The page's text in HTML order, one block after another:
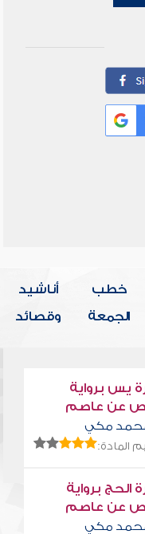
خطب
الجمعة
أناشيد
وقصائد
يس برواية
عن عاصم
مكي
المادة:
الحج برواية
عن عاصم
مكي